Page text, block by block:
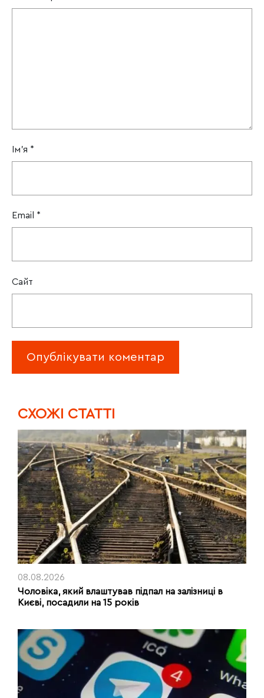
Ім'я *
Email *
Сайт
CХОЖІ СТАТТІ
08.08.2026
Чоловіка, який влаштував підпал на залізниці в
Києві, посадили на 15 років